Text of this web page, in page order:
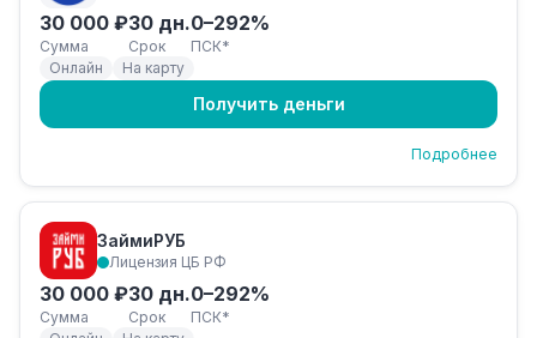
30 000 ₽
Сумма
30 дн.
Срок
0–292%
ПСК*
Онлайн
На карту
Получить деньги
Подробнее
ЗаймиРУБ
Лицензия ЦБ РФ
30 000 ₽
Сумма
30 дн.
Срок
0–292%
ПСК*